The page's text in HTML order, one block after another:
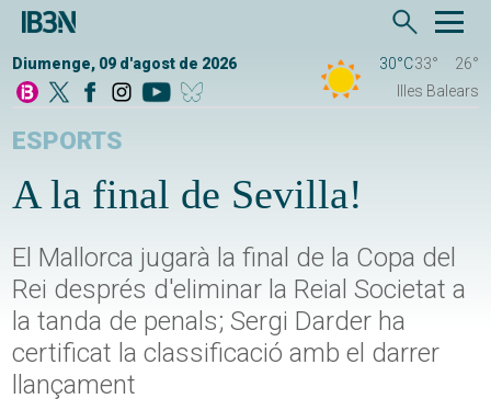
Diumenge, 09 d'agost de 2026 30°C33°
26°
Illes Balears
ESPORTS
A la final de Sevilla!
El Mallorca jugarà la final de la Copa del
Rei després d'eliminar la Reial Societat a
la tanda de penals; Sergi Darder ha
certificat la classificació amb el darrer
llançament